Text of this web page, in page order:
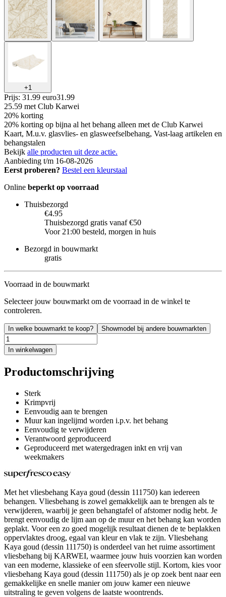
+1
Prijs: 31.99 euro31 .99
25.59 met Club Karwei
20% korting
20% korting op bijna al het behang alleen met de Club Karwei
Kaart, M.u.v. glasvlies- en glasweefselbehang, Vast-laag artikelen en
behangstalen
Bekijk alle producten uit deze actie.
Aanbieding t/m 16-08-2026
Eerst proberen? Bestel een kleurstaal
Online beperkt op voorraad
Thuisbezorgd
€4.95
Thuisbezorgd gratis vanaf €50
Voor 21:00 besteld, morgen in huis
Bezorgd in bouwmarkt
gratis
Voorraad in de bouwmarkt
Selecteer jouw bouwmarkt om de voorraad in de winkel te
controleren.
In welke bouwmarkt te koop? Showmodel bij andere bouwmarkten
In winkelwagen
Productomschrijving
Sterk
Krimpvrij
Eenvoudig aan te brengen
Muur kan ingelijmd worden i.p.v. het behang
Eenvoudig te verwijderen
Verantwoord geproduceerd
Geproduceerd met watergedragen inkt en vrij van
weekmakers
Met het vliesbehang Kaya goud (dessin 111750) kan iedereen
behangen. Vliesbehang is zowel gemakkelijk aan te brengen als te
verwijderen, waarbij je geen behangtafel of afstomer nodig hebt. Je
brengt eenvoudig de lijm aan op de muur en het behang kan worden
geplakt. Voor een zo goed mogelijk resultaat dienen de te beplakken
oppervlaktes droog, egaal van kleur en vlak te zijn. Vliesbehang
Kaya goud (dessin 111750) is onderdeel van het ruime assortiment
vliesbehang bij KARWEI, waarmee jouw huis voorzien kan worden
van een moderne, klassieke of een sfeervolle stijl. Kortom, kies voor
vliesbehang Kaya goud (dessin 111750) als je op zoek bent naar een
gemakkelijke en snelle manier om jouw kamer een nieuwe
uitstraling te geven volgens de laatste woontrends.